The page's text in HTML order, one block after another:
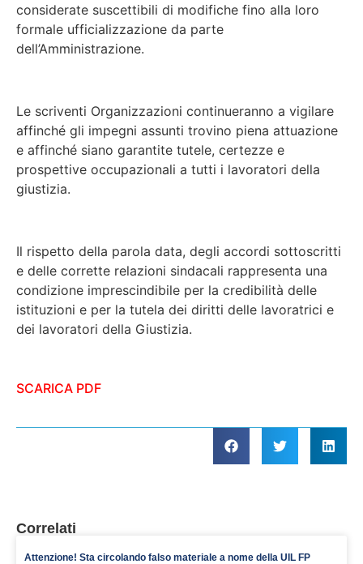
considerate suscettibili di modifiche fino alla loro
formale ufficializzazione da parte
dell’Amministrazione.
Le scriventi Organizzazioni continueranno a vigilare
affinché gli impegni assunti trovino piena attuazione
e affinché siano garantite tutele, certezze e
prospettive occupazionali a tutti i lavoratori della
giustizia.
Il rispetto della parola data, degli accordi sottoscritti
e delle corrette relazioni sindacali rappresenta una
condizione imprescindibile per la credibilità delle
istituzioni e per la tutela dei diritti delle lavoratrici e
dei lavoratori della Giustizia.
SCARICA PDF
Correlati
Attenzione! Sta circolando falso materiale a nome della UIL FP